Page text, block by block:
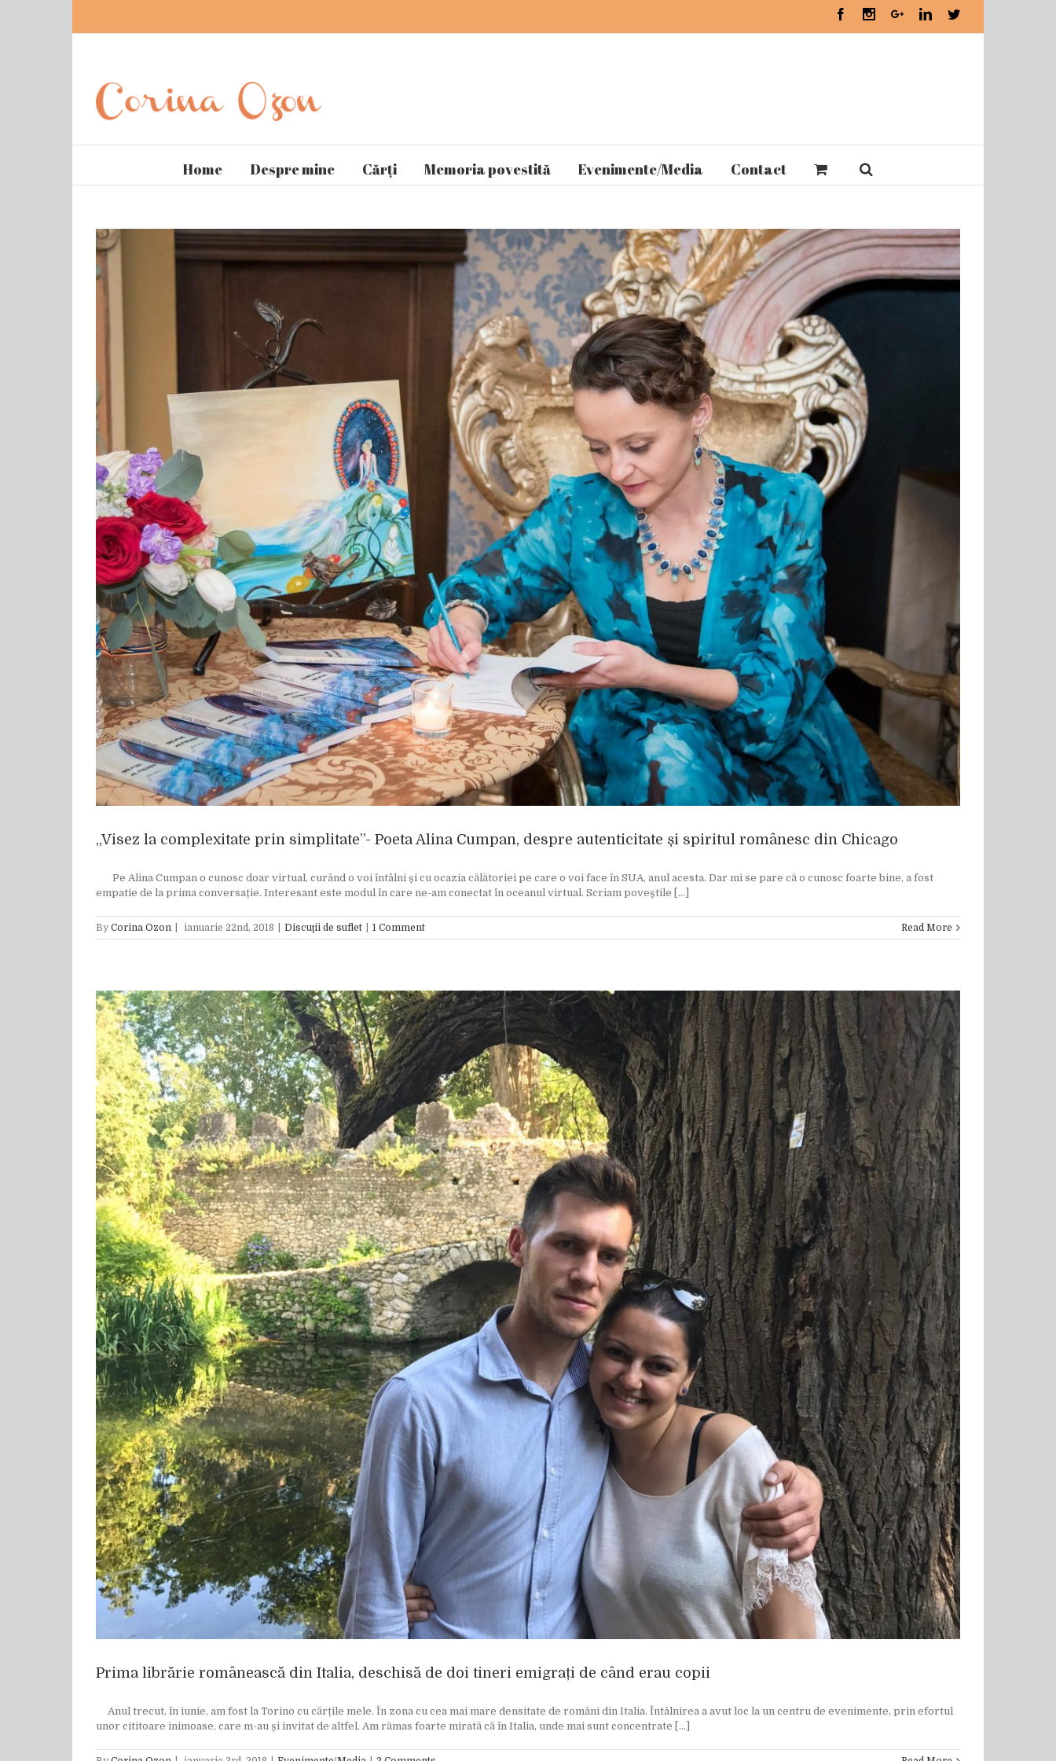
FacebookInstagramGoogle+LinkedinTwitter
Home Despre mine Cărți Memoria povestită Evenimente/Media Contact
„Visez la complexitate prin simplitate”- Poeta Alina Cumpan, despre autenticitate și spiritul românesc din Chicago
Pe Alina Cumpan o cunosc doar virtual, curând o voi întâlni și cu ocazia călătoriei pe care o voi face în SUA, anul acesta. Dar mi se pare că o cunosc foarte bine, a fost
empatie de la prima conversație. Interesant este modul în care ne-am conectat în oceanul virtual. Scriam poveștile [...]
By Corina Ozon ianuarie 22nd, 2018 Discuţii de suflet 1 Comment Read More
Prima librărie românească din Italia, deschisă de doi tineri emigrați de când erau copii
Anul trecut, în iunie, am fost la Torino cu cărțile mele. În zona cu cea mai mare densitate de români din Italia. Întâlnirea a avut loc la un centru de evenimente, prin efortul
unor cititoare inimoase, care m-au și invitat de altfel. Am rămas foarte mirată că în Italia, unde mai sunt concentrate [...]